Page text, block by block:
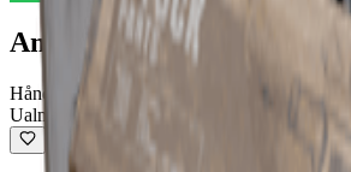
Ambolt IV
Håndkanon
Ualmindelig